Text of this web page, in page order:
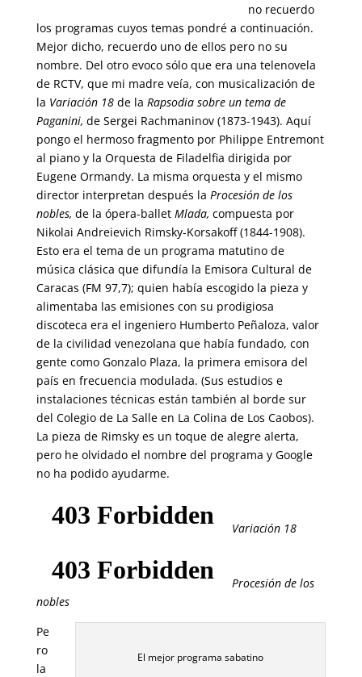
no recuerdo
los programas cuyos temas pondré a continuación.
Mejor dicho, recuerdo uno de ellos pero no su
nombre. Del otro evoco sólo que era una telenovela
de RCTV, que mi madre veía, con musicalización de
la Variación 18de la Rapsodia sobre un tema de
Paganini, de Sergei Rachmaninov (1873-1943). Aquí
pongo el hermoso fragmento por Philippe Entremont
al piano y la Orquesta de Filadelfia dirigida por
Eugene Ormandy. La misma orquesta y el mismo
director interpretan después la Procesión de los
nobles, de la ópera-ballet Mlada, compuesta por
Nikolai Andreievich Rimsky-Korsakoff (1844-1908).
Esto era el tema de un programa matutino de
música clásica que difundía la Emisora Cultural de
Caracas (FM 97,7); quien había escogido la pieza y
alimentaba las emisiones con su prodigiosa
discoteca era el ingeniero Humberto Peñaloza, valor
de la civilidad venezolana que había fundado, con
gente como Gonzalo Plaza, la primera emisora del
país en frecuencia modulada. (Sus estudios e
instalaciones técnicas están también al borde sur
del Colegio de La Salle en La Colina de Los Caobos).
La pieza de Rimsky es un toque de alegre alerta,
pero he olvidado el nombre del programa y Google
no ha podido ayudarme.
Variación 18
Procesión de los
nobles
El mejor programa sabatino
Pe
ro
la